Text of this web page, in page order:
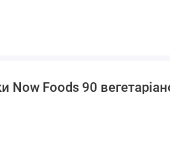
діоксид кремнію, стеаринова
на рослини родини айстрових.
Now Foods 90